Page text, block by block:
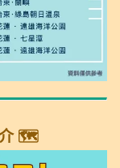
介 🗺